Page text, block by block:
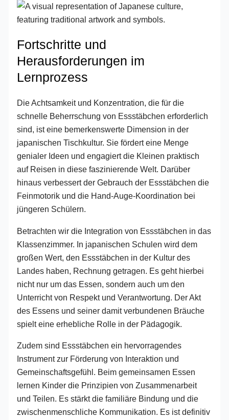
Fortschritte und
Herausforderungen im
Lernprozess
Die Achtsamkeit und Konzentration, die für die
schnelle Beherrschung von Essstäbchen erforderlich
sind, ist eine bemerkenswerte Dimension in der
japanischen Tischkultur. Sie fördert eine Menge
genialer Ideen und engagiert die Kleinen praktisch
auf Reisen in diese faszinierende Welt. Darüber
hinaus verbessert der Gebrauch der Essstäbchen die
Feinmotorik und die Hand-Auge-Koordination bei
jüngeren Schülern.
Betrachten wir die Integration von Essstäbchen in das
Klassenzimmer. In japanischen Schulen wird dem
großen Wert, den Essstäbchen in der Kultur des
Landes haben, Rechnung getragen. Es geht hierbei
nicht nur um das Essen, sondern auch um den
Unterricht von Respekt und Verantwortung. Der Akt
des Essens und seiner damit verbundenen Bräuche
spielt eine erhebliche Rolle in der Pädagogik.
Zudem sind Essstäbchen ein hervorragendes
Instrument zur Förderung von Interaktion und
Gemeinschaftsgefühl. Beim gemeinsamen Essen
lernen Kinder die Prinzipien von Zusammenarbeit
und Teilen. Es stärkt die familiäre Bindung und die
zwischenmenschliche Kommunikation. Es ist definitiv